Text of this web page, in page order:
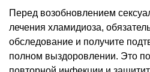
Перед возобновлением
лечения хламидиоза,
обследование и получите
полном выздоровлении. Это